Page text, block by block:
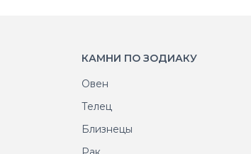
КАМНИ ПО ЗОДИАКУ
Овен
Телец
Близнецы